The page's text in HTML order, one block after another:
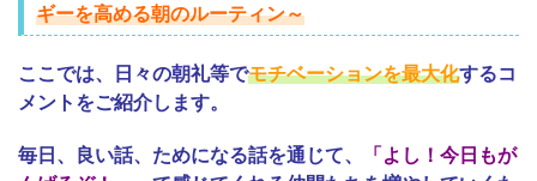
ギーを高める朝のルーティン～
ここでは、日々の朝礼等でモチベーションを最大化するコ
メントをご紹介します。
毎日、良い話、ためになる話を通じて、
「よし！今日もが